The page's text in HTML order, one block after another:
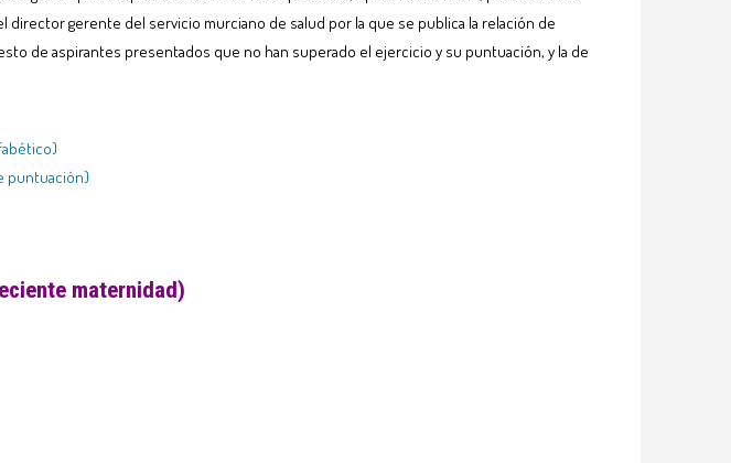
gerente del servicio murciano de salud por la que se publica la relación de
de aspirantes presentados que no han superado el ejercicio y su puntuación, y la de
puntuación)
maternidad)